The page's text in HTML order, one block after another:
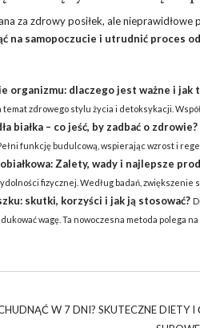
za zdrowy posiłek, ale
na samopoczucie i utrudnić proces
organizmu: dlaczego jest ważne i jak
temat zdrowego stylu życia i detoksykacji.
białka – co jeść, by zadbać o zdrowie?
funkcję budulcową, wspierając wzrost i
Zalety, wady i najlepsze
fizycznej. Według badań, zwiększenie
skutki, korzyści i jak ją stosować?
wagę. Ta nowoczesna metoda polega na
W 7 DNI? SKUTECZNE DIETY